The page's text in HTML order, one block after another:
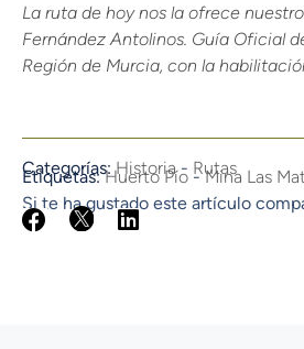
La ruta de hoy nos la ofrece
Fernández Antolinos. Guía Oficial
Región de Murcia, con la
Categorías:Historia- Rutas
Etiquetas:Huerto Pío -Mina Las
Si te ha gustado este artículo